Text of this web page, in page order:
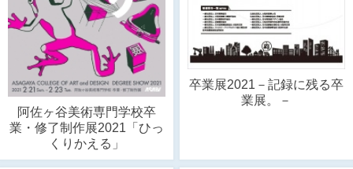
阿佐ヶ谷美術専門学校卒
業・修了制作展2021「ひっ
くりかえる」
卒業展2021－記録に残る卒
業展。－